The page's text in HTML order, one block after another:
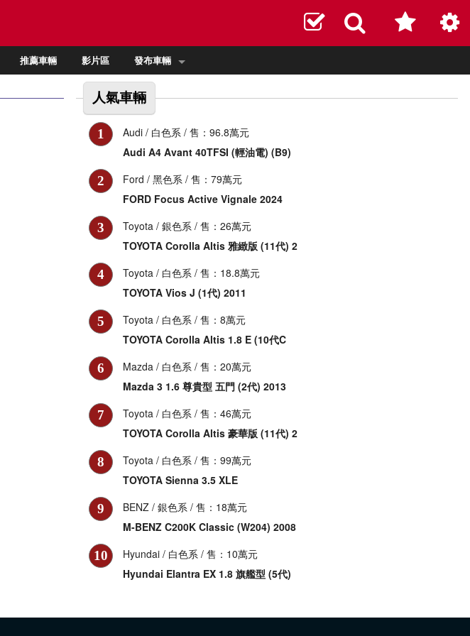
推薦車輛 影片區 發布車輛
人氣車輛
1 Audi/ 白色系 / 售：96.8萬元
Audi A4 Avant 40TFSI (輕油電) (B9)
2 Ford / 黑色系 / 售：79萬元
FORD Focus Active Vignale 2024
3 Toyota/ 銀色系 / 售：26萬元
TOYOTA Corolla Altis 雅緻版 (11代) 2
4 Toyota/ 白色系 / 售：18.8萬元
TOYOTA Vios J (1代) 2011
5 Toyota/ 白色系 / 售：8萬元
TOYOTA Corolla Altis 1.8 E (10代C
6 Mazda/ 白色系 / 售：20萬元
Mazda 3 1.6 尊貴型 五門 (2代) 2013
7 Toyota/ 白色系 / 售：46萬元
TOYOTA Corolla Altis 豪華版 (11代) 2
8 Toyota/ 白色系 / 售：99萬元
TOYOTA Sienna 3.5 XLE
9 BENZ/ 銀色系 / 售：18萬元
M-BENZ C200K Classic (W204) 2008
10 Hyundai/ 白色系 / 售：10萬元
Hyundai Elantra EX 1.8 旗艦型 (5代)